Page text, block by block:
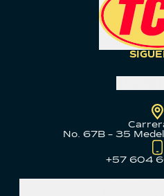
No. 67B – 35
+57 604